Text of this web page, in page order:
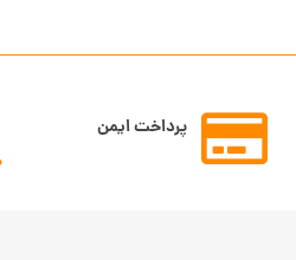
پرداخت ایمن